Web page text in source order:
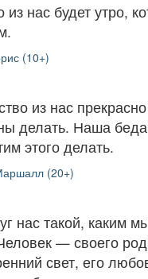
из нас будет утро,
(10+)
из нас прекрасно
делать. Наша беда
этого делать.
(20+)
нас такой, каким
— своего
свет, его